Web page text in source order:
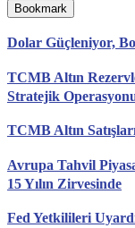
Bookmark
Dolar Güçleniyor,
TCMB Altın
Stratejik
TCMB Altın
Avrupa Tahvil
15 Yılın Zirvesinde
Fed Yetkilileri